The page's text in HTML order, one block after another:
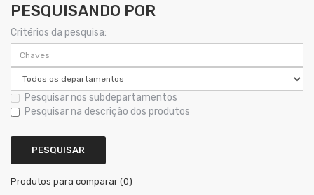
PESQUISANDO POR
Critérios da pesquisa:
Pesquisar nos subdepartamentos
Pesquisar na descrição dos produtos
Produtos para comparar (0)